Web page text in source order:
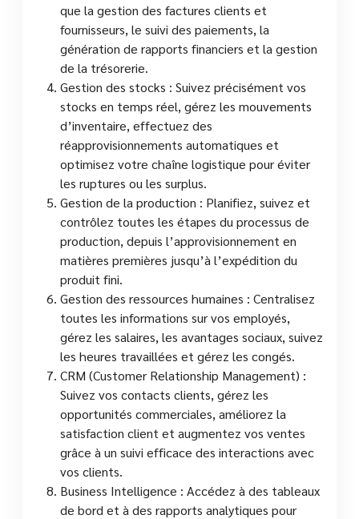
que la gestion des factures clients et
fournisseurs, le suivi des paiements, la
génération de rapports financiers et la gestion
de la trésorerie.
Gestion des stocks : Suivez précisément vos
stocks en temps réel, gérez les mouvements
d’inventaire, effectuez des
réapprovisionnements automatiques et
optimisez votre chaîne logistique pour éviter
les ruptures ou les surplus.
Gestion de la production : Planifiez, suivez et
contrôlez toutes les étapes du processus de
production, depuis l’approvisionnement en
matières premières jusqu’à l’expédition du
produit fini.
Gestion des ressources humaines : Centralisez
toutes les informations sur vos employés,
gérez les salaires, les avantages sociaux, suivez
les heures travaillées et gérez les congés.
CRM (Customer Relationship Management) :
Suivez vos contacts clients, gérez les
opportunités commerciales, améliorez la
satisfaction client et augmentez vos ventes
grâce à un suivi efficace des interactions avec
vos clients.
Business Intelligence : Accédez à des tableaux
de bord et à des rapports analytiques pour